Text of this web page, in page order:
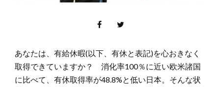
あなたは、有給休暇(以下、有休と表記)を心おきなく
取得できていますか？ 消化率100％に近い欧米諸国
に比べて、有休取得率が48.8%と低い日本。そんな状